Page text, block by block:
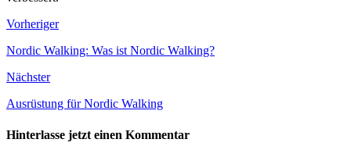
Vorheriger
Nordic Walking: Was ist Nordic Walking?
Nächster
Ausrüstung für Nordic Walking
Hinterlasse jetzt einen Kommentar